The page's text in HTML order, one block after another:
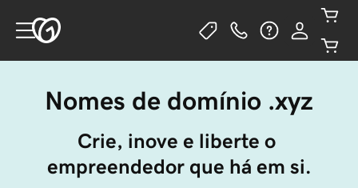
Nomes de domínio .xyz
Crie, inove e liberte o
empreendedor que há em si.